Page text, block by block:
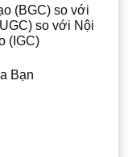
(BGC) so với
so với Nội
(IGC)
Bạn